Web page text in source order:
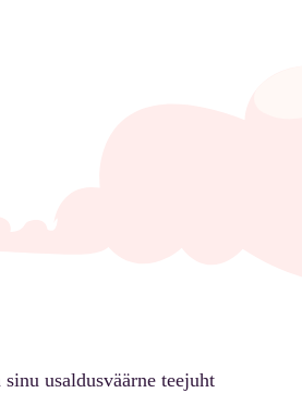
usaldusväärne teejuht